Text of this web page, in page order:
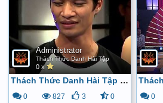
Administrator
Thách Thức Danh Hài Tập
0 x
Thách Thức Danh Hài Tập 4 (6/5/2015) - Full HD - YouTube
0 827 3 0 0